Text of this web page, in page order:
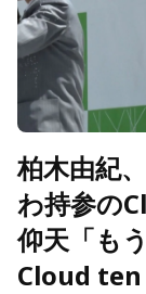
柏木由紀
わ持参の
仰天「も
Cloud ten